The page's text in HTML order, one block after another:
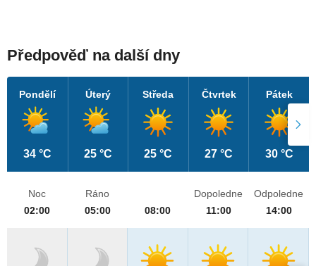
Předpověď na další dny
Pondělí
34 °C
Úterý
25 °C
Středa
25 °C
Čtvrtek
27 °C
Pátek
30 °C
Noc
02:00
Ráno
05:00
08:00
Dopoledne
11:00
Odpoledne
14:00